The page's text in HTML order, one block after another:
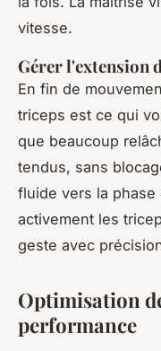
vitesse.
Gérer l'extension
En fin de
triceps est ce qui
que beaucoup
tendus, sans
fluide vers la
activement les
geste avec
Optimisation
performance